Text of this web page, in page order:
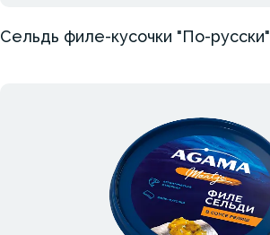
Сельдь филе-кусочки "По-русски"